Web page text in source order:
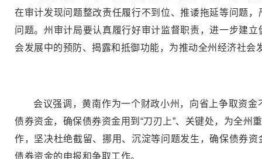
在审计发现问题整改责任履行不到位、推诿拖延等问题
问题。州审计局要认真履行好审计监督职责，进一步建
会发展中的预防、揭露和抵御功能，为推动全州经济社会
会议强调，黄南作为一个财政小州，向省上争取资
债券资金，确保债券资金用到“刀刃上”、关键处，为全
作，坚决杜绝截留、挪用、沉淀等问题发生，确保债券
债券资金的申报和争取工作。